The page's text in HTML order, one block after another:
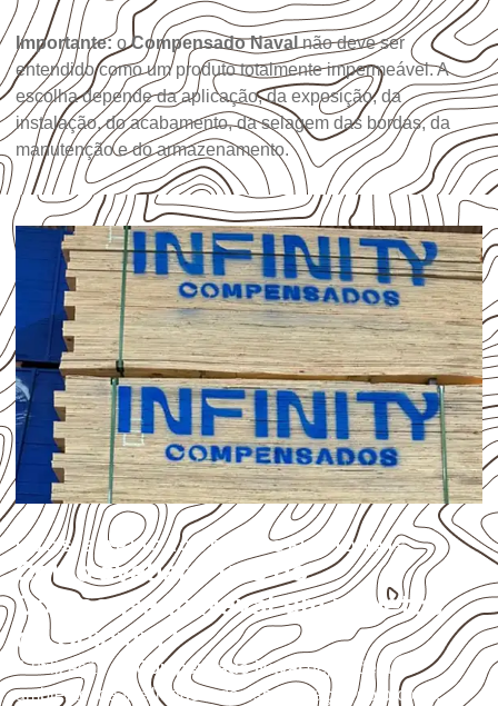
Importante: oCompensado Navalnão deve ser
entendido como um produto totalmente impermeável. A
escolha depende da aplicação, da exposição, da
instalação, do acabamento, da selagem das bordas, da
manutenção e do armazenamento.
USOS E APLICAÇÕES PROFISSIONAIS
Como avaliar o uso do
Compensado Naval em projetos
de Goioxim?
A utilização do Compensado Navaldepende do
ambiente, da finalidade e da especificação do projeto.